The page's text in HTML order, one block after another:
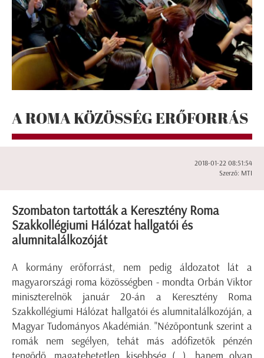
A ROMA KÖZÖSSÉG ERŐFORRÁS
2018-01-22 08:51:54
Szerző: MTI
Szombaton tartották a Keresztény Roma
Szakkollégiumi Hálózat hallgatói és
alumnitalálkozóját
A kormány erőforrást, nem pedig áldozatot lát a
magyarországi roma közösségben - mondta Orbán Viktor
miniszterelnök január 20-án a Keresztény Roma
Szakkollégiumi Hálózat hallgatói és alumnitalálkozóján, a
Magyar Tudományos Akadémián. "Nézőpontunk szerint a
romák nem segélyen, tehát más adófizetők pénzén